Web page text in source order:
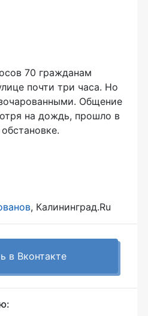
70 гражданам
почти три часа. Но
Общение
на дождь, прошло в
, Калининград.Ru
в Вконтакте